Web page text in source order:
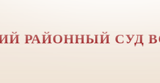
РАЙОННЫЙ СУД